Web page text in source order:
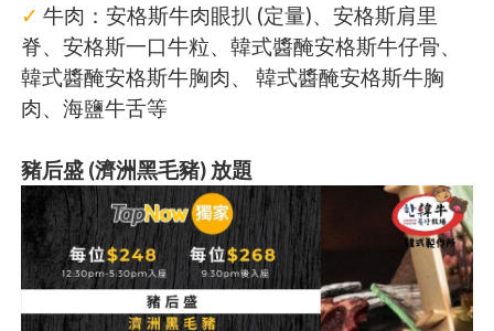
✓ 牛肉：安格斯牛肉眼扒 (定量)、安格斯肩里
脊、安格斯一口牛粒、韓式醬醃安格斯牛仔骨、
韓式醬醃安格斯牛胸肉、 韓式醬醃安格斯牛胸
肉、海鹽牛舌等
豬后盛 (濟洲黑毛豬) 放題